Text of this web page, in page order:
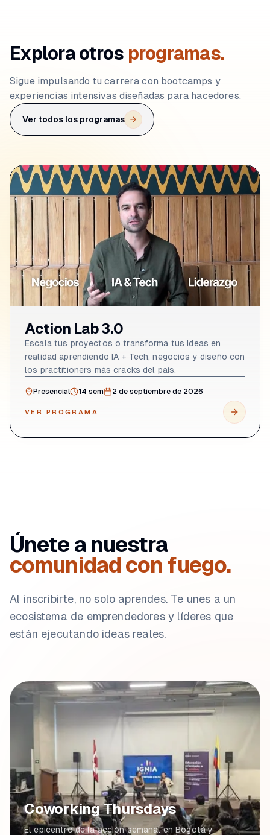
Explora otros programas.
Sigue impulsando tu carrera con bootcamps y
experiencias intensivas diseñadas para hacedores.
Ver todos los programas
Action Lab 3.0
Escala tus proyectos o transforma tus ideas en
realidad aprendiendo IA + Tech, negocios y diseño con
los practitioners más cracks del país.
Presencial 14 sem 2 de septiembre de 2026
VER PROGRAMA
Únete a nuestra
comunidad con fuego.
Al inscribirte, no solo aprendes. Te unes a un
ecosistema de emprendedores y líderes que
están ejecutando ideas reales.
Coworking Thursdays
El epicentro de la acción semanal en Bogotá y